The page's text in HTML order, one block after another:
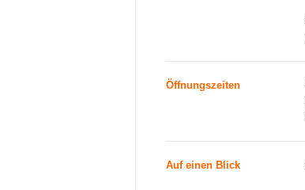
Öffnungszeiten
Auf einen Blick